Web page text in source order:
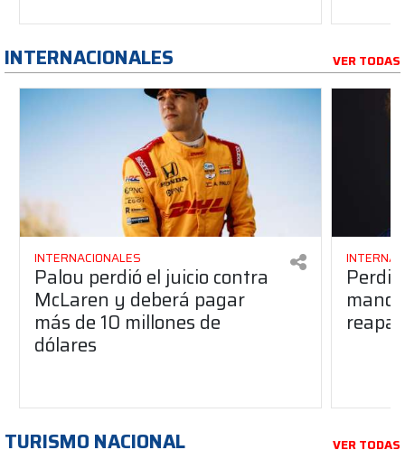
INTERNACIONALES VER TODAS
INTERNACIONALES
Palou perdió el juicio contra
McLaren y deberá pagar
más de 10 millones de
dólares
TURISMO NACIONAL VER TODAS